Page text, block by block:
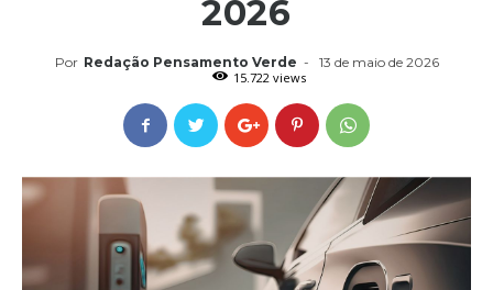
2026
Por Redação Pensamento Verde -
13 de maio de 2026
15.722 views